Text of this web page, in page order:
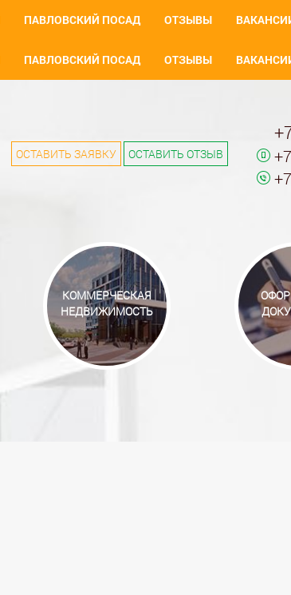
ПАВЛОВСКИЙ ПОСАД ОТЗЫВЫ
ПАВЛОВСКИЙ ПОСАД ОТЗЫВЫ
ОСТАВИТЬ ЗАЯВКУ ОСТАВИТЬ ОТЗЫВ
КОММЕРЧЕСКАЯ
НЕДВИЖИМОСТЬ